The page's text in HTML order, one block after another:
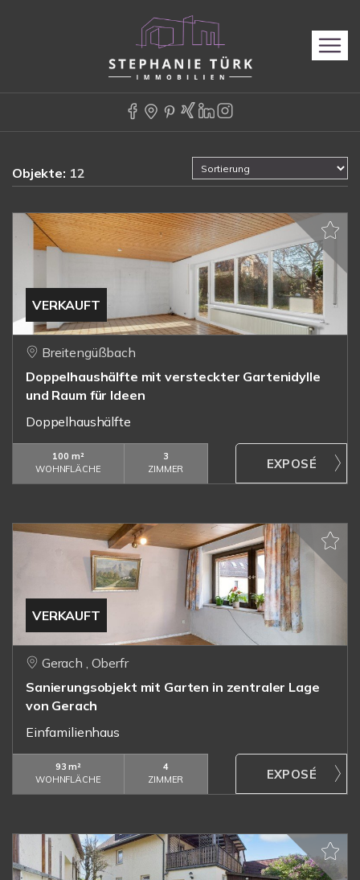
Objekte: 12
VERKAUFT
Breitengüßbach
Doppelhaushälfte mit versteckter Gartenidylle
und Raum für Ideen
Doppelhaushälfte
100 m²
WOHNFLÄCHE
3
ZIMMER
VERKAUFT
Gerach , Oberfr
Sanierungsobjekt mit Garten in zentraler Lage
von Gerach
Einfamilienhaus
93 m²
WOHNFLÄCHE
4
ZIMMER